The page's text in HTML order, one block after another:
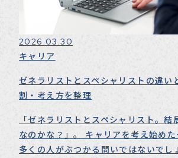
2026.03.30
キャリア
ゼネラリストとスペシャリストの違い
割・考え方を整理
「ゼネラリストとスペシャリスト。結
なのかな？」。 キャリアを考え始めた
多くの人がぶつかる問いではないでし